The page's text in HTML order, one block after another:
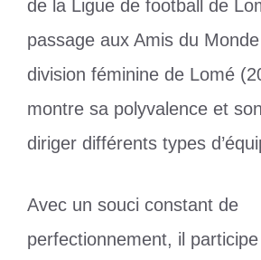
de la Ligue de football de
passage aux Amis du
division féminine de Lomé
montre sa polyvalence et
diriger différents types
Avec un souci constant de
perfectionnement, il